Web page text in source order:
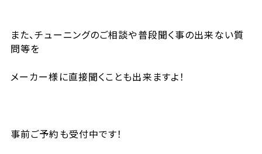
また、チューニングのご相談や普段聞く事の出来ない質
問等を
メーカー様に直接聞くことも出来ますよ！
事前ご予約も受付中です！